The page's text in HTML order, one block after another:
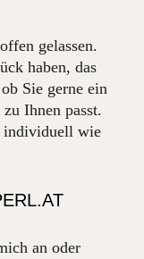
gelassen.
haben, das
Sie gerne ein
Ihnen passt.
individuell wie
an oder